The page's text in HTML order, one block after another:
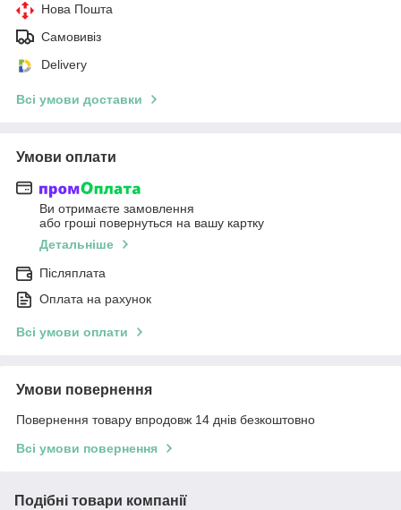
Нова Пошта
Самовивіз
Delivery
Всі умови доставки
Умови оплати
Ви отримаєте замовлення
або гроші повернуться на вашу картку
Детальніше
Післяплата
Оплата на рахунок
Всі умови оплати
Умови повернення
Повернення товару впродовж 14 днів безкоштовно
Всі умови повернення
Подібні товари компанії